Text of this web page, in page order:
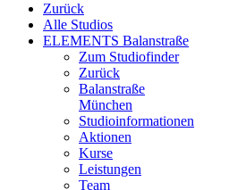
Zurück
Alle Studios
ELEMENTS Balanstraße
Zum Studiofinder
Zurück
Balan­straße
München
Studioinformationen
Aktionen
Kurse
Leistungen
Team